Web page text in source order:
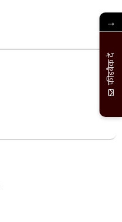
→
फीडबैक दें